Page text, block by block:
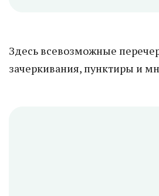
Здесь всевозможные
зачеркивания, пунктиры и